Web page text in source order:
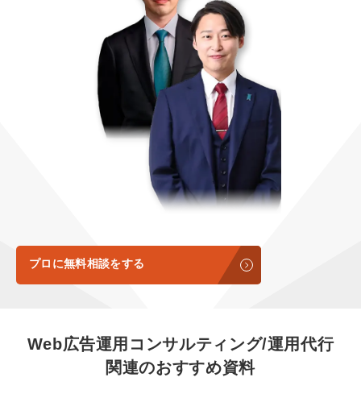
営業改善特化の動画制作『動画でカリトルく
定額LINE運用代行『LINEマキトルくん』
1本無料で記事を制作『SEOトライアル』
定額制LP制作・改善『最強LP』
採用YouTubeチャンネル構築『トリトル』
YouTubeディレクター
ミッション・ビジョン・バリュー
代表メッセージ（岩野圭佑）
取締役メッセージ（株本祐己）
動画ディレクター
インターン
プロに無料相談をする
Web広告運用コンサルティング/運用代行
関連のおすすめ資料